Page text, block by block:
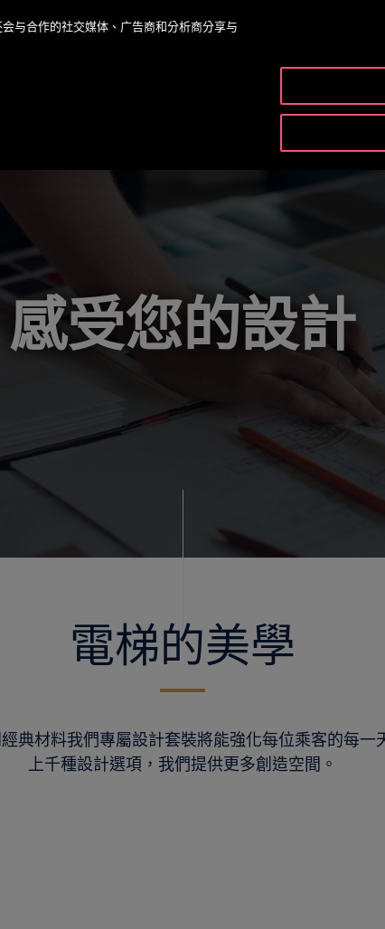
感受您的設計
電梯的美學
典材料我們專屬設計套裝將能強化每位乘客的每一
上千種設計選項，我們提供更多創造空間。
与合作的社交媒体、广告商和分析商分享与